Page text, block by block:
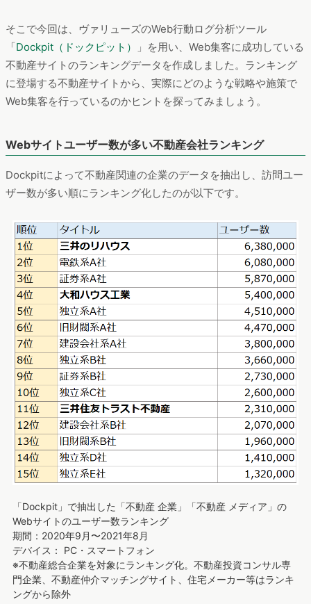
そこで今回は、ヴァリューズのWeb行動ログ分析ツール
「Dockpit（ドックピット）
」を用い、Web集客に成功している
不動産サイトのランキングデータを作成しました。ランキング
に登場する不動産サイトから、実際にどのような戦略や施策で
Web集客を行っているのかヒントを探ってみましょう。
Webサイトユーザー数が多い不動産会社ランキング
Dockpitによって不動産関連の企業のデータを抽出し、訪問ユー
ザー数が多い順にランキング化したのが以下です。
「Dockpit」で抽出した「不動産 企業」「不動産 メディア」の
Webサイトのユーザー数ランキング
期間：2020年9月〜2021年8月
デバイス： PC・スマートフォン
※不動産総合企業を対象にランキング化。不動産投資コンサル専
門企業、不動産仲介マッチングサイト、住宅メーカー等はランキ
ングから除外